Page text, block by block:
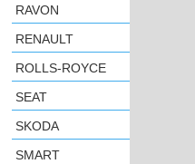
RAVON
RENAULT
ROLLS-ROYCE
SEAT
SKODA
SMART